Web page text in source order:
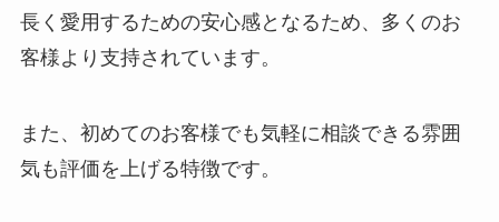
長く愛用するための安心感となるため、多くのお
客様より支持されています。
また、初めてのお客様でも気軽に相談できる雰囲
気も評価を上げる特徴です。